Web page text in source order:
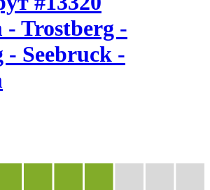
- Trostberg -
- Seebruck -